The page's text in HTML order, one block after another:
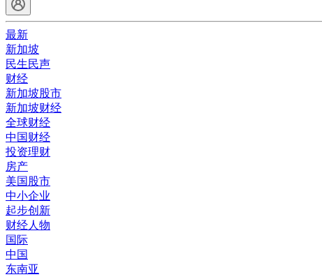
最新
新加坡
民生民声
财经
新加坡股市
新加坡财经
全球财经
中国财经
投资理财
房产
美国股市
中小企业
起步创新
财经人物
国际
中国
东南亚